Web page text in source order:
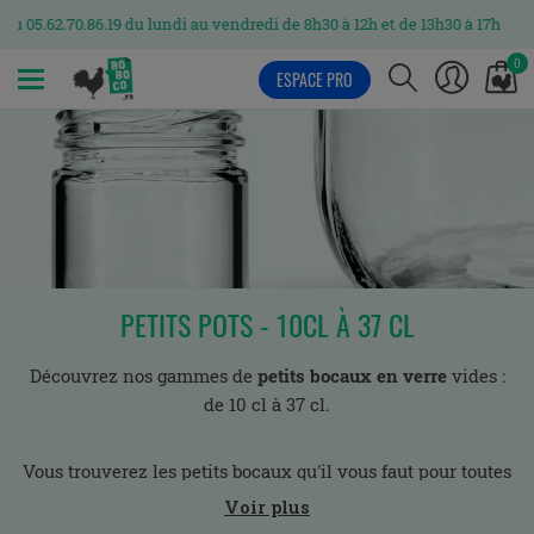
du lundi au vendredi de 8h30 à 12h et de 13h30 à 17h
0
ESPACE PRO
PETITS POTS - 10CL À 37 CL
Découvrez nos gammes de petits bocaux en verrevides :
de 10 cl à 37 cl.
Vous trouverez les petits bocaux qu'il vous faut pour toutes
vos préparations.
Voir plus